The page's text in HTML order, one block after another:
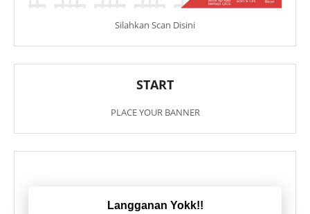
Silahkan Scan Disini
START
PLACE YOUR BANNER
Langganan Yokk!!